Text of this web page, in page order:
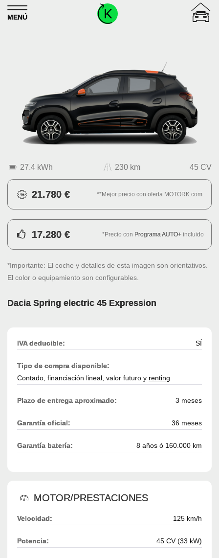
Skip to content
MENÚ
27.4 kWh 230 km 45 CV
21.780 € **Mejor precio con oferta MOTORK.com.
17.280 € *Precio con Programa AUTO+ incluido
*Importante: El coche y detalles de esta imagen son orientativos.
El color o equipamiento son configurables.
Dacia Spring electric 45 Expression
IVA deducible: SÍ
Tipo de compra disponible:
Contado, financiación lineal, valor futuro y renting
Plazo de entrega aproximado: 3 meses
Garantía oficial: 36 meses
Garantía batería: 8 años ó 160.000 km
MOTOR/PRESTACIONES
Velocidad: 125 km/h
Potencia: 45 CV (33 kW)